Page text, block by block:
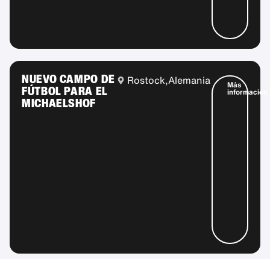
NUEVO CAMPO DE
FÚTBOL PARA EL
MICHAELSHOF
Rostock,Alemania Más
información